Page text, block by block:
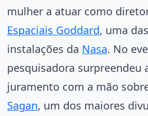
mulher a atuar como
Espaciais Goddard, uma
instalações da Nasa. No
pesquisadora surpreendeu
juramento com a mão
Sagan, um dos maiores